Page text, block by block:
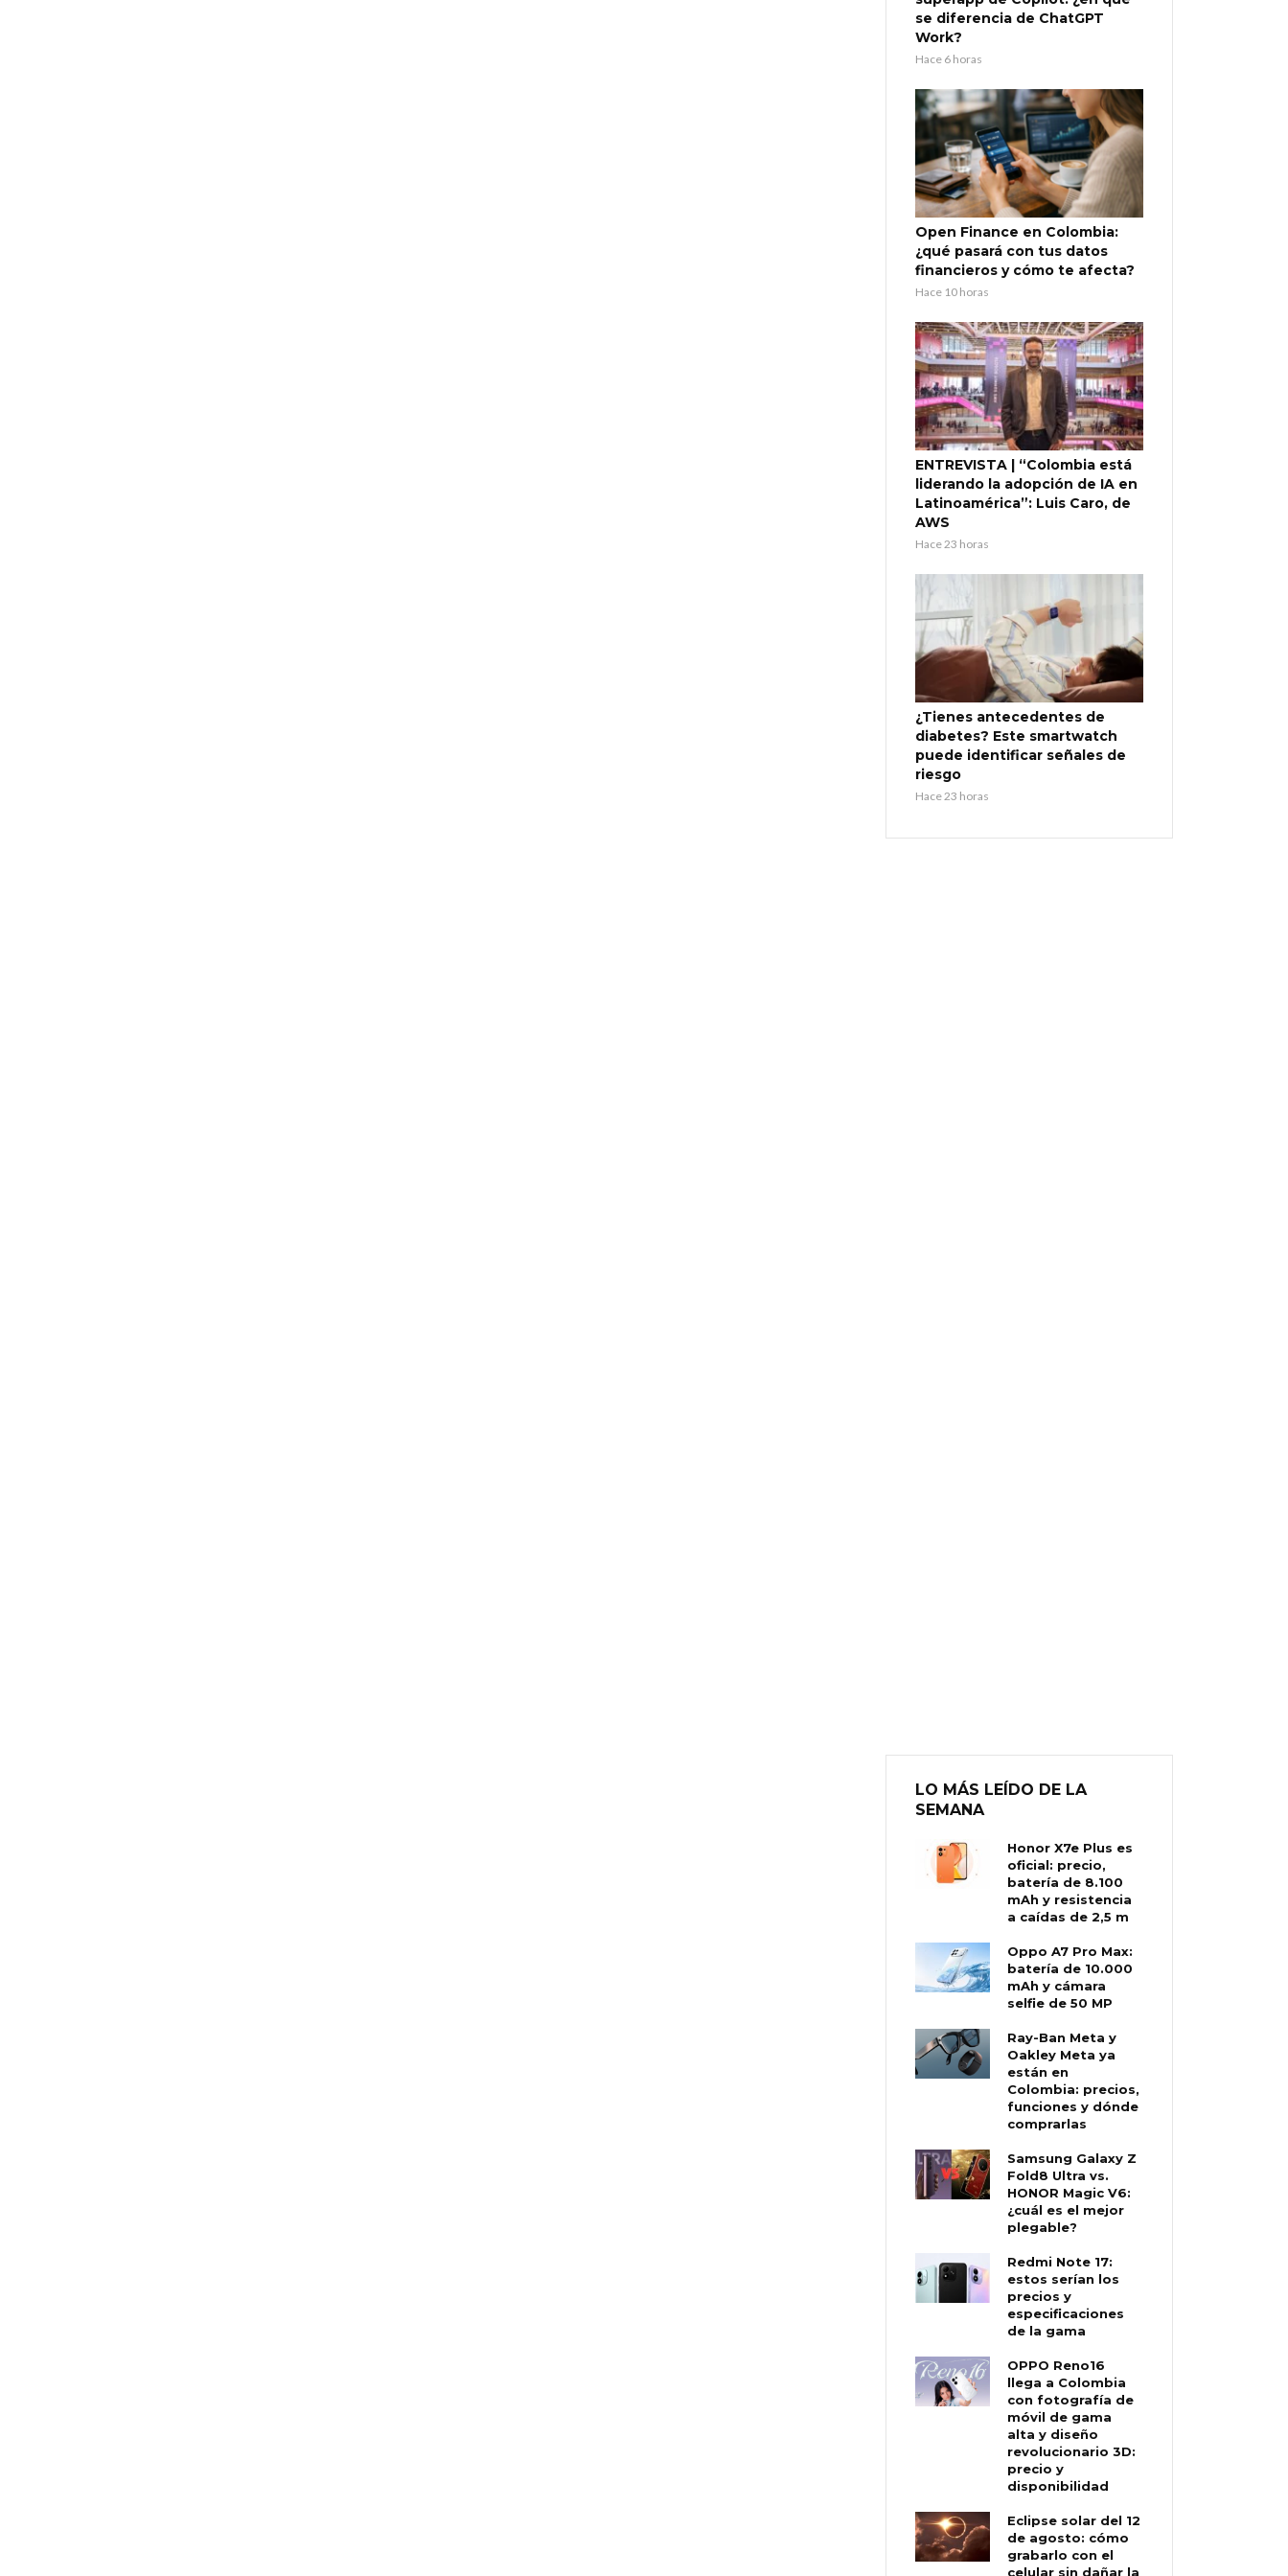
se diferencia de ChatGPT
Work?
Hace 6 horas
Open Finance en Colombia:
¿qué pasará con tus datos
financieros y cómo te afecta?
Hace 10 horas
ENTREVISTA | “Colombia está
liderando la adopción de IA en
Latinoamérica”: Luis Caro, de
AWS
Hace 23 horas
¿Tienes antecedentes de
diabetes? Este smartwatch
puede identificar señales de
riesgo
Hace 23 horas
LO MÁS LEÍDO DE LA
SEMANA
Honor X7e Plus es
oficial: precio,
batería de 8.100
mAh y resistencia
a caídas de 2,5 m
Oppo A7 Pro Max:
batería de 10.000
mAh y cámara
selfie de 50 MP
Ray-Ban Meta y
Oakley Meta ya
están en
Colombia: precios,
funciones y dónde
comprarlas
Samsung Galaxy Z
Fold8 Ultra vs.
HONOR Magic V6:
¿cuál es el mejor
plegable?
Redmi Note 17:
estos serían los
precios y
especificaciones
de la gama
OPPO Reno16
llega a Colombia
con fotografía de
móvil de gama
alta y diseño
revolucionario 3D:
precio y
disponibilidad
Eclipse solar del 12
de agosto: cómo
grabarlo con el
celular sin dañar la